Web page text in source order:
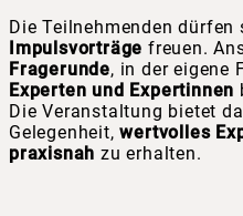
Die Teilnehmenden dürfen
Impulsvorträge freuen.
Fragerunde, in der eigene
Experten und Expertinnen
Die Veranstaltung bietet
Gelegenheit,wertvolles
praxisnah zu erhalten.